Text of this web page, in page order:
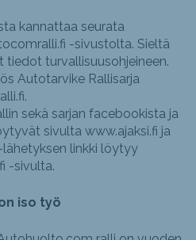
kannattaa seurata
-sivustolta. Sieltä
turvallisuusohjeineen.
Autotarvike Rallisarja
sekä sarjan facebookista ja
sivulta www.ajaksi.fi ja
linkki löytyy
-sivulta.
iso työ